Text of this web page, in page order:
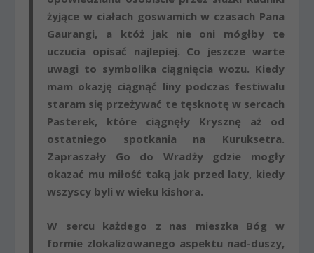
żyjące w ciałach goswamich w czasach Pana
Gaurangi, a któż jak nie oni mógłby te
uczucia opisać najlepiej. Co jeszcze warte
uwagi to symbolika ciągnięcia wozu. Kiedy
mam okazję ciągnąć liny podczas festiwalu
staram się przeżywać te tęsknotę w sercach
Pasterek, które ciągnęły Krysznę aż od
ostatniego spotkania na Kuruksetra.
Zapraszały Go do Wradży gdzie mogły
okazać mu miłość taką jak przed laty, kiedy
wszyscy byli w wieku kishora.
W sercu każdego z nas mieszka Bóg w
formie zlokalizowanego aspektu nad-duszy,